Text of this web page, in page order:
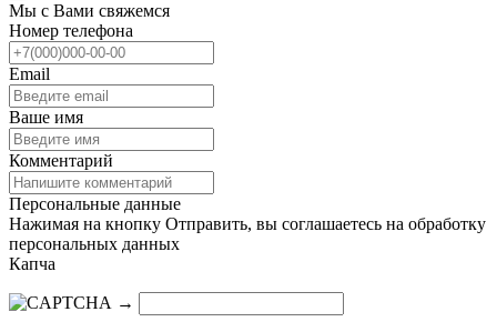
Мы с Вами свяжемся
Номер телефона
Email
Ваше имя
Комментарий
Персональные данные
Нажимая на кнопку Отправить, вы соглашаетесь на обработку
персональных данных
Капча
→